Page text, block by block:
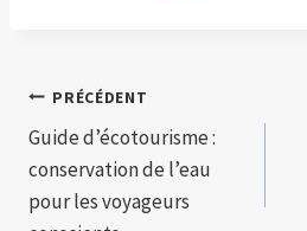
Navigation
de
l’article
PRÉCÉDENT
Guide d’écotourisme :
conservation de l’eau
pour les voyageurs